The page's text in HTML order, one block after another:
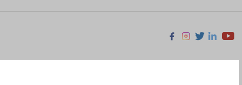
Facebook
Instagram
X Linkedin